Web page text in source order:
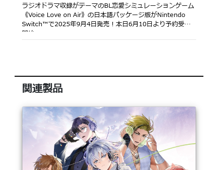
ラジオドラマ収録がテーマのBL恋愛シミュレーションゲーム
《Voice Love on Air》の日本語パッケージ版がNintendo
Switch™で2025年9月4日発売！本日6月10日より予約受付
開始
関連製品